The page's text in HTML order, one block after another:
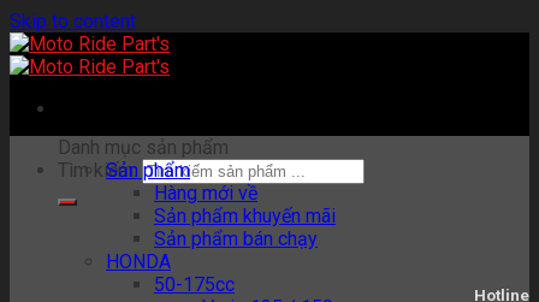
Skip to content
Tìm kiếm:
Hotline
Danh mục sản phẩm
Sản phẩm
Hàng mới về
Sản phẩm khuyến mãi
Sản phẩm bán chạy
HONDA
50-175cc